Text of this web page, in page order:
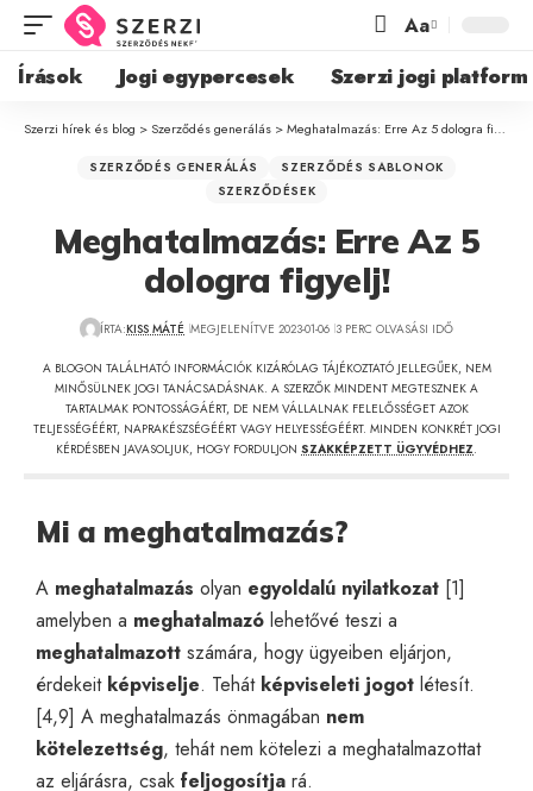
Aa
Írások Jogi egypercesek Szerzi jogi platform
Szerzi hírek és blog > Szerződés generálás >Meghatalmazás: Erre Az 5 dologra figyelj!
SZERZŐDÉS GENERÁLÁS
SZERZŐDÉS SABLONOK
SZERZŐDÉSEK
Meghatalmazás: Erre Az 5
dologra figyelj!
ÍRTA:KISS MÁTÉ MEGJELENÍTVE 2023-01-06 3 PERC OLVASÁSI IDŐ
A BLOGON TALÁLHATÓ INFORMÁCIÓK KIZÁRÓLAG TÁJÉKOZTATÓ JELLEGŰEK, NEM
MINŐSÜLNEK JOGI TANÁCSADÁSNAK. A SZERZŐK MINDENT MEGTESZNEK A
TARTALMAK PONTOSSÁGÁÉRT, DE NEM VÁLLALNAK FELELŐSSÉGET AZOK
TELJESSÉGÉÉRT, NAPRAKÉSZSÉGÉÉRT VAGY HELYESSÉGÉÉRT. MINDEN KONKRÉT JOGI
KÉRDÉSBEN JAVASOLJUK, HOGY FORDULJON SZAKKÉPZETT ÜGYVÉDHEZ.
Mi a meghatalmazás?
A meghatalmazás olyan egyoldalú nyilatkozat [1]
amelyben a meghatalmazó lehetővé teszi a
meghatalmazott számára, hogy ügyeiben eljárjon,
érdekeit képviselje. Tehát képviseleti jogot létesít.
[4,9] A meghatalmazás önmagában nem
kötelezettség, tehát nem kötelezi a meghatalmazottat
az eljárásra, csak feljogosítja rá.